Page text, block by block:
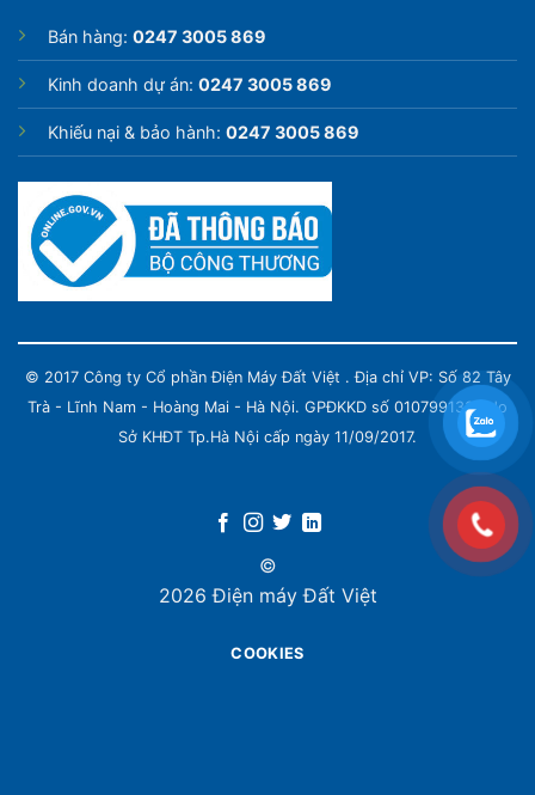
Bán hàng: 0247 3005 869
Kinh doanh dự án: 0247 3005 869
Khiếu nại & bảo hành: 0247 3005 869
© 2017 Công ty Cổ phần Điện Máy Đất Việt . Địa chỉ VP: Số 82 Tây
Trà - Lĩnh Nam - Hoàng Mai - Hà Nội. GPĐKKD số 0107991339 do
Sở KHĐT Tp.Hà Nội cấp ngày 11/09/2017.
©
2026 Điện máy Đất Việt
COOKIES